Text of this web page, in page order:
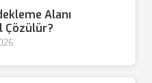
Alanı
Çözülür?